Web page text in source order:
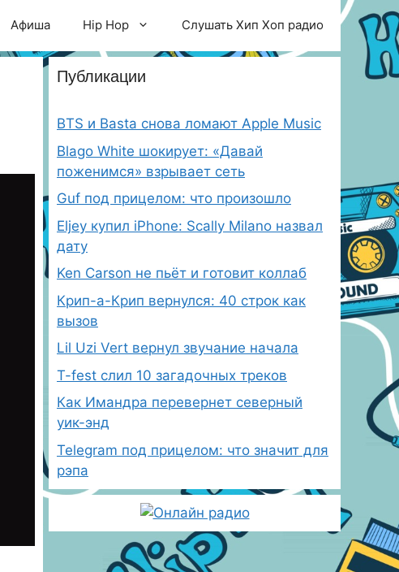
Афиша Hip Hop Слушать Хип Хоп радио
Публикации
BTS и Basta снова ломают Apple Music
Blago White шокирует: «Давай
поженимся» взрывает сеть
Guf под прицелом: что произошло
Eljey купил iPhone: Scally Milano назвал
дату
Ken Carson не пьёт и готовит коллаб
Крип-а-Крип вернулся: 40 строк как
вызов
Lil Uzi Vert вернул звучание начала
T-fest слил 10 загадочных треков
Как Имандра перевернет северный
уик-энд
Telegram под прицелом: что значит для
рэпа